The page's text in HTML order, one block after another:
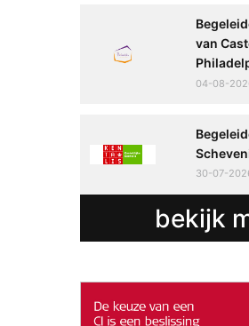
van
04-08-
30-07-
bekijk